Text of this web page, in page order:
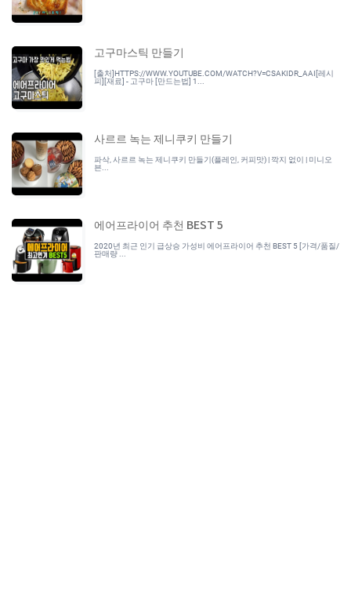
고구마스틱 만들기
[출처]HTTPS://WWW.YOUTUBE.COM/WATCH?V=CSAKIDR_AAI[레시
피][재료] - 고구마 [만드는법] 1...
사르르 녹는 제니쿠키 만들기
파삭, 사르르 녹는 제니쿠키 만들기(플레인, 커피맛) | 깍지 없이 | 미니오
븐...
에어프라이어 추천 BEST 5
2020년 최근 인기 급상승 가성비 에어프라이어 추천 BEST 5 [가격/품질/
판매량 ...